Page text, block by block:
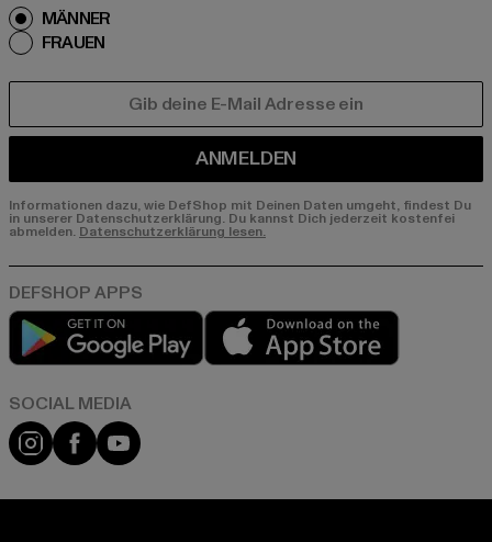
MÄNNER
FRAUEN
ANMELDEN
Informationen dazu, wie DefShop mit Deinen Daten umgeht, findest Du
in unserer Datenschutzerklärung. Du kannst Dich jederzeit kostenfei
abmelden.Datenschutzerklärung lesen.
Play market
Instagram
FacebookYouTube